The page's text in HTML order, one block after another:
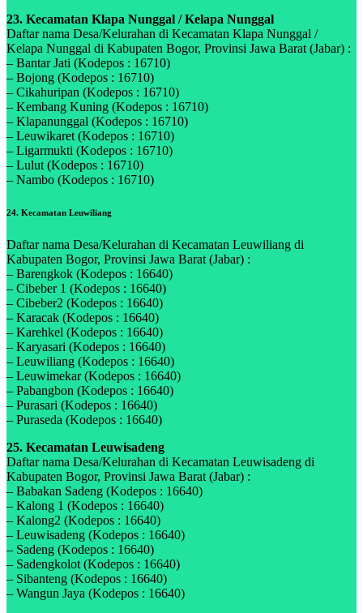
23. Kecamatan Klapa Nunggal / Kelapa Nunggal
Daftar nama Desa/Kelurahan di Kecamatan Klapa Nunggal /
Kelapa Nunggal di Kabupaten Bogor, Provinsi Jawa Barat (Jabar) :
– Bantar Jati (Kodepos : 16710)
– Bojong (Kodepos : 16710)
– Cikahuripan (Kodepos : 16710)
– Kembang Kuning (Kodepos : 16710)
– Klapanunggal (Kodepos : 16710)
– Leuwikaret (Kodepos : 16710)
– Ligarmukti (Kodepos : 16710)
– Lulut (Kodepos : 16710)
– Nambo (Kodepos : 16710)
24. Kecamatan Leuwiliang
Daftar nama Desa/Kelurahan di Kecamatan Leuwiliang di
Kabupaten Bogor, Provinsi Jawa Barat (Jabar) :
– Barengkok (Kodepos : 16640)
– Cibeber 1 (Kodepos : 16640)
– Cibeber2 (Kodepos : 16640)
– Karacak (Kodepos : 16640)
– Karehkel (Kodepos : 16640)
– Karyasari (Kodepos : 16640)
– Leuwiliang (Kodepos : 16640)
– Leuwimekar (Kodepos : 16640)
– Pabangbon (Kodepos : 16640)
– Purasari (Kodepos : 16640)
– Puraseda (Kodepos : 16640)
25. Kecamatan Leuwisadeng
Daftar nama Desa/Kelurahan di Kecamatan Leuwisadeng di
Kabupaten Bogor, Provinsi Jawa Barat (Jabar) :
– Babakan Sadeng (Kodepos : 16640)
– Kalong 1 (Kodepos : 16640)
– Kalong2 (Kodepos : 16640)
– Leuwisadeng (Kodepos : 16640)
– Sadeng (Kodepos : 16640)
– Sadengkolot (Kodepos : 16640)
– Sibanteng (Kodepos : 16640)
– Wangun Jaya (Kodepos : 16640)